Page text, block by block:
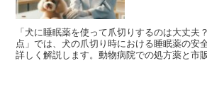
「犬に睡眠薬を使って爪切りするのは大丈夫
点」では、犬の爪切り時における睡眠薬の安
詳しく解説します。動物病院での処方薬と市